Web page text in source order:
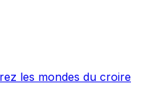
les mondes du croire